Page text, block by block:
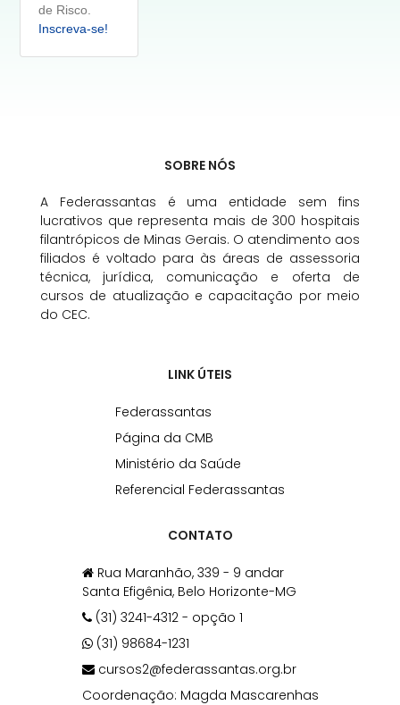
de Risco.
Inscreva-se!
SOBRE NÓS
A Federassantas é uma entidade sem fins
lucrativos que representa mais de 300 hospitais
filantrópicos de Minas Gerais. O atendimento aos
filiados é voltado para às áreas de assessoria
técnica, jurídica, comunicação e oferta de
cursos de atualização e capacitação por meio
do CEC.
LINK ÚTEIS
Federassantas
Página da CMB
Ministério da Saúde
Referencial Federassantas
CONTATO
Rua Maranhão, 339 - 9 andar
Santa Efigênia, Belo Horizonte-MG
(31) 3241-4312 - opção 1
(31) 98684-1231
cursos2@federassantas.org.br
Coordenação: Magda Mascarenhas